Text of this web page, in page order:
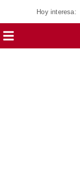
Hoy interesa: